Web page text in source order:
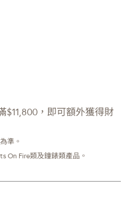
$11,800，即可額外獲得財
準。
On Fire類及鐘錶類產品。